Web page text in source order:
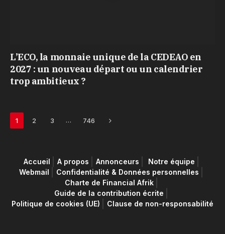
L’ECO, la monnaie unique de la CEDEAO en
2027 : un nouveau départ ou un calendrier
trop ambitieux ?
1 2 3 … 746 Next
Accueil A propos Annonceurs
Notre équipe
Webmail
Confidentialité & Données personnelles
Charte de Financial Afrik
Guide de la contribution écrite
Politique de cookies (UE)
Clause de non-responsabilité